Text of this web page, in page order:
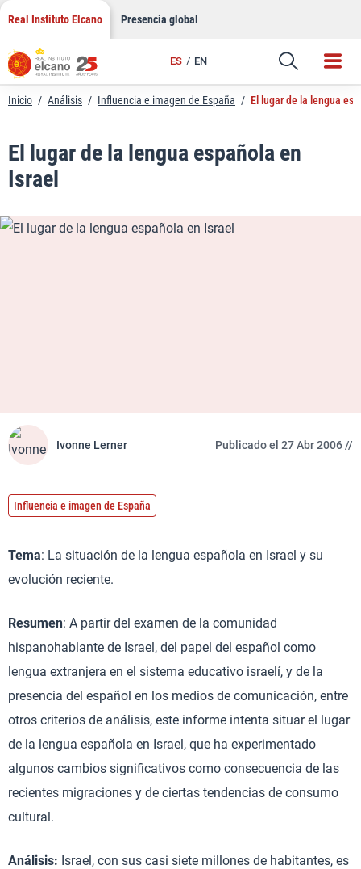
Saltar
contenido
Real Instituto Elcano Presencia global
ES EN
Enlace
Inicio / Análisis / Influencia e imagen de España / El lugar de la lengua
El lugar de la lengua española en
Israel
Ivonne Lerner Publicado el 27 Abr 2006 //
Influencia e imagen de España
Tema: La situación de la lengua española en Israel y su
evolución reciente.
Resumen: A partir del examen de la comunidad
hispanohablante de Israel, del papel del español como
lengua extranjera en el sistema educativo israelí, y de la
presencia del español en los medios de comunicación, entre
otros criterios de análisis, este informe intenta situar el lugar
de la lengua española en Israel, que ha experimentado
algunos cambios significativos como consecuencia de las
recientes migraciones y de ciertas tendencias de consumo
cultural.
Análisis: Israel, con sus casi siete millones de habitantes, es